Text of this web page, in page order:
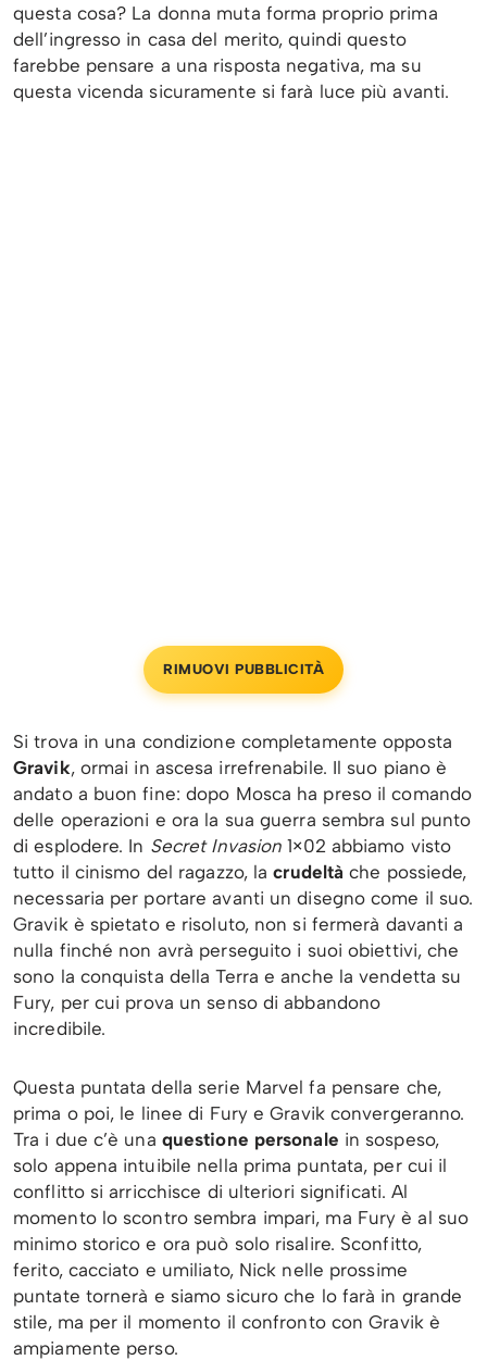
questa cosa? La donna muta forma proprio prima
dell’ingresso in casa del merito, quindi questo
farebbe pensare a una risposta negativa, ma su
questa vicenda sicuramente si farà luce più avanti.
RIMUOVI PUBBLICITÀ
Si trova in una condizione completamente opposta
Gravik, ormai in ascesa irrefrenabile. Il suo piano è
andato a buon fine: dopo Mosca ha preso il comando
delle operazioni e ora la sua guerra sembra sul punto
di esplodere. In Secret Invasion1×02 abbiamo visto
tutto il cinismo del ragazzo, lacrudeltà che possiede,
necessaria per portare avanti un disegno come il suo.
Gravik è spietato e risoluto, non si fermerà davanti a
nulla finché non avrà perseguito i suoi obiettivi, che
sono la conquista della Terra e anche la vendetta su
Fury, per cui prova un senso di abbandono
incredibile.
Questa puntata della serie Marvel fa pensare che,
prima o poi, le linee di Fury e Gravik convergeranno.
Tra i due c’è una questione personale in sospeso,
solo appena intuibile nella prima puntata, per cui il
conflitto si arricchisce di ulteriori significati. Al
momento lo scontro sembra impari, ma Fury è al suo
minimo storico e ora può solo risalire. Sconfitto,
ferito, cacciato e umiliato, Nick nelle prossime
puntate tornerà e siamo sicuro che lo farà in grande
stile, ma per il momento il confronto con Gravik è
ampiamente perso.